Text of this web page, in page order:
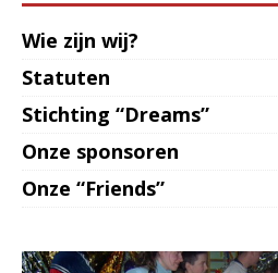
Wie zijn wij?
Statuten
Stichting “Dreams”
Onze sponsoren
Onze “Friends”